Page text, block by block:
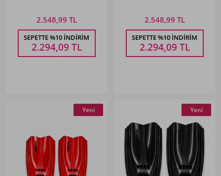
2.548,99 TL
SEPETTE %10 İNDIRIM
2.294,09 TL
2.548,99 TL
SEPETTE %10 İNDIRIM
2.294,09 TL
Yeni Yeni